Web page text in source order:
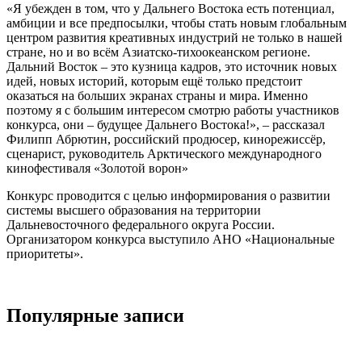
«Я убежден в том, что у Дальнего Востока есть потенциал,
амбиции и все предпосылки, чтобы стать новым глобальным
центром развития креативных индустрий не только в нашей
стране, но и во всём Азиатско-тихоокеанском регионе.
Дальний Восток – это кузница кадров, это источник новых
идей, новых историй, которым ещё только предстоит
оказаться на больших экранах страны и мира. Именно
поэтому я с большим интересом смотрю работы участников
конкурса, они – будущее Дальнего Востока!», – рассказал
Филипп Абрютин, российский продюсер, кинорежиссёр,
сценарист, руководитель Арктического международного
кинофестиваля «Золотой ворон»
Конкурс проводится с целью информирования о развитии
системы высшего образования на территории
Дальневосточного федерального округа России.
Организатором конкурса выступило АНО «Национальные
приоритеты».
Популярные записи